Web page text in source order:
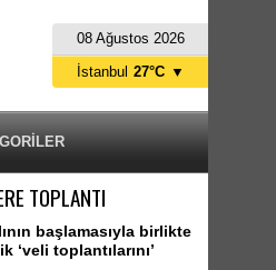
08 Ağustos 2026
İstanbul 27°C ▼
TOPLANTI
başlamasıyla birlikte
toplantılarını’